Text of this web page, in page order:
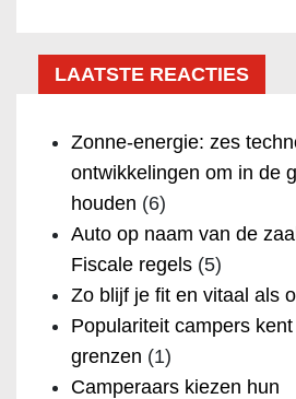
LAATSTE REACTIES
Zonne-energie: zes
ontwikkelingen om in de
houden (6)
Auto op naam van de
Fiscale regels (5)
Zo blijf je fit en vitaal als
Populariteit campers
grenzen (1)
Camperaars kiezen hun